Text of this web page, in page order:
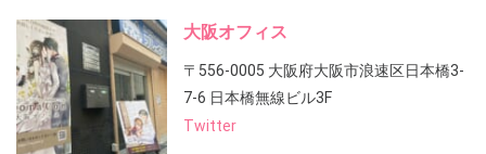
大阪オフィス
〒556-0005 大阪府大阪市浪速区日本橋3-
7-6 日本橋無線ビル3F
Twitter